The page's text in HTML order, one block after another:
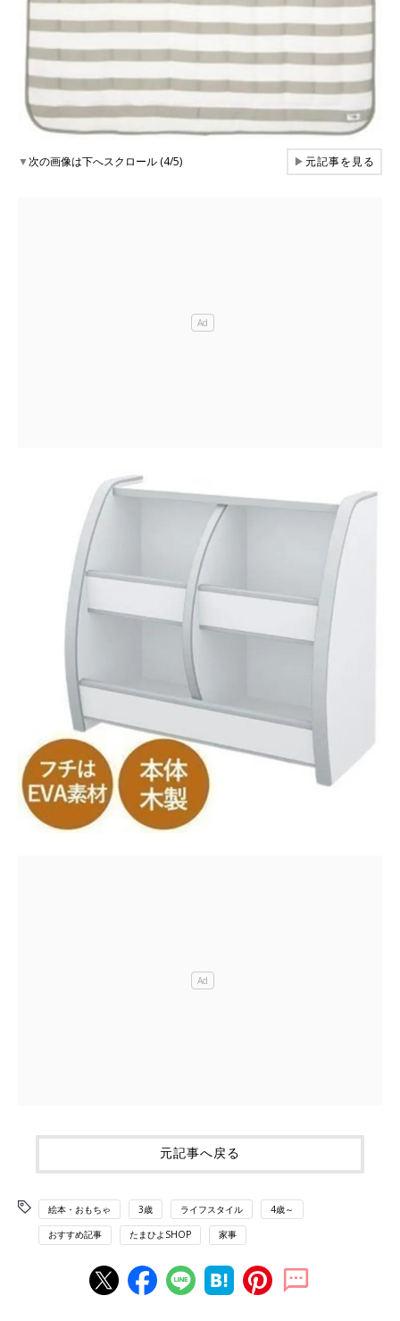
▼次の画像は下へスクロール (4/5) ▶元記事を見る
元記事へ戻る
絵本・おもちゃ 3歳 ライフスタイル 4歳～
おすすめ記事 たまひよSHOP 家事